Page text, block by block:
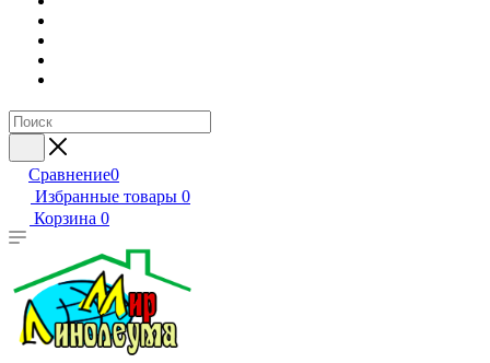
Сравнение0
Избранные товары 0
Корзина 0